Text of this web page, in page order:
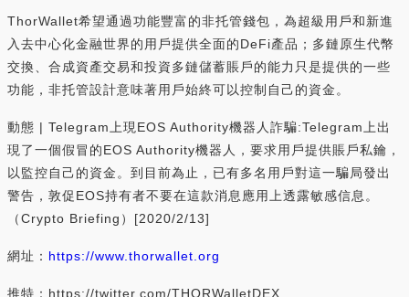
ThorWallet希望通過功能豐富的非托管錢包，為超級用戶和新進
入去中心化金融世界的用戶提供全面的DeFi產品；多鏈原生代幣
交換、合成資產交易和投資多鏈儲蓄賬戶的能力只是提供的一些
功能，非托管設計意味著用戶始終可以控制自己的資金。
動態 | Telegram上現EOS Authority機器人詐騙:Telegram上出
現了一個假冒的EOS Authority機器人，要求用戶提供賬戶私鑰，
以監控自己的資金。到目前為止，已有多名用戶對這一騙局發出
警告，敦促EOS持有者不要在這款消息應用上透露敏感信息。
（Crypto Briefing）[2020/2/13]
網址： https://www.thorwallet.org
推特：https://twitter.com/THORWalletDEX